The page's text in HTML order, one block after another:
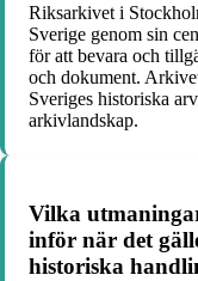
Riksarkivet i
Sverige genom sin
för att bevara och
och dokument.
Sveriges historiska
arkivlandskap.
Vilka
inför när det
historiska